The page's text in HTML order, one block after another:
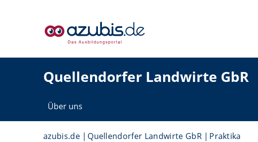
Quellendorfer Landwirte GbR
Über uns
azubis.de Quellendorfer Landwirte GbR Praktika